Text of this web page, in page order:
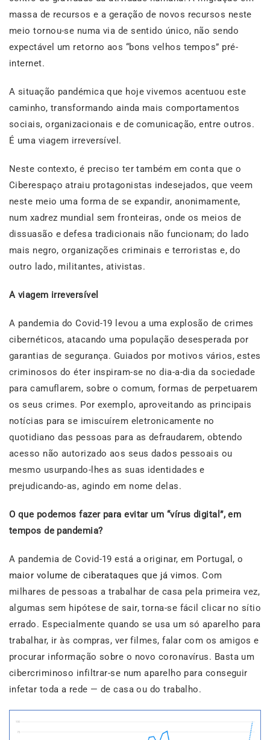
massa de recursos e a geração de novos recursos neste
meio tornou-se numa via de sentido único, não sendo
expectável um retorno aos “bons velhos tempos” pré-
internet.
A situação pandémica que hoje vivemos acentuou este
caminho, transformando ainda mais comportamentos
sociais, organizacionais e de comunicação, entre outros.
É uma viagem irreversível.
Neste contexto, é preciso ter também em conta que o
Ciberespaço atraiu protagonistas indesejados, que veem
neste meio uma forma de se expandir, anonimamente,
num xadrez mundial sem fronteiras, onde os meios de
dissuasão e defesa tradicionais não funcionam; do lado
mais negro, organizações criminais e terroristas e, do
outro lado, militantes, ativistas.
A viagem irreversível
A pandemia do Covid-19 levou a uma explosão de crimes
cibernéticos, atacando uma população desesperada por
garantias de segurança. Guiados por motivos vários, estes
criminosos do éter inspiram-se no dia-a-dia da sociedade
para camuflarem, sobre o comum, formas de perpetuarem
os seus crimes. Por exemplo, aproveitando as principais
notícias para se imiscuírem eletronicamente no
quotidiano das pessoas para as defraudarem, obtendo
acesso não autorizado aos seus dados pessoais ou
mesmo usurpando-lhes as suas identidades e
prejudicando-as, agindo em nome delas.
O que podemos fazer para evitar um “vírus digital”, em
tempos de pandemia?
A pandemia de Covid-19 está a originar, em Portugal, o
maior volume de ciberataques que já vimos. Com
milhares de pessoas a trabalhar de casa pela primeira vez,
algumas sem hipótese de sair, torna-se fácil clicar no sítio
errado. Especialmente quando se usa um só aparelho para
trabalhar, ir às compras, ver filmes, falar com os amigos e
procurar informação sobre o novo coronavírus. Basta um
cibercriminoso infiltrar-se num aparelho para conseguir
infetar toda a rede — de casa ou do trabalho.